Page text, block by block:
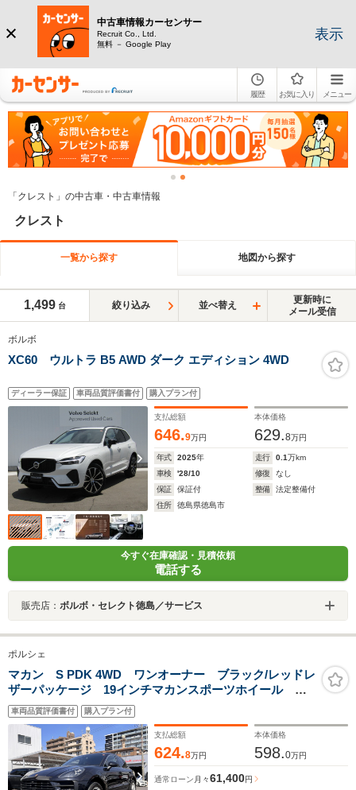
中古車情報カーセンサー
Recruit Co., Ltd.
無料 － Google Play
表示
履歴 お気に入り メニュー
「クレスト」の中古車・中古車情報
クレスト
一覧から探す 地図から探す
1,499 台 絞り込み 並べ替え
更新時に
メール受信
ボルボ
XC60 ウルトラ B5 AWD ダーク エディション 4WD
ディーラー保証 車両品質評価書付 購入プラン付
支払総額
646.9万円
本体価格
629.8万円
年式 2025年 走行 0.1万km
車検
'28/10 修復
なし
保証
保証付 整備
法定整備付
住所
徳島県徳島市
今すぐ在庫確認・見積依頼
電話する
販売店： ボルボ・セレクト徳島／サービス
ポルシェ
マカン S PDK 4WD ワンオーナー ブラック/レッドレ
ザーパッケージ 19インチマカンスポーツホイール ス
ポーツクロノパッケージ ジェットブラックメタリッ
ク シートベンチレーション レーンチェンジアシスト
車両品質評価書付 購入プラン付
支払総額
624.8万円
本体価格
598.0万円
通常ローン 月々61,400円